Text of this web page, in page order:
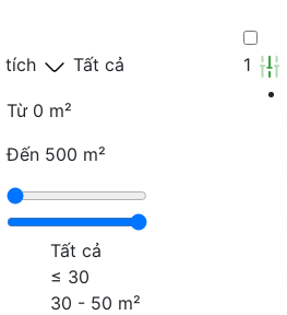
tích Tất cả
Từ 0 m²
Đến 500 m²
Tất cả
≤ 30
30 - 50 m²
1